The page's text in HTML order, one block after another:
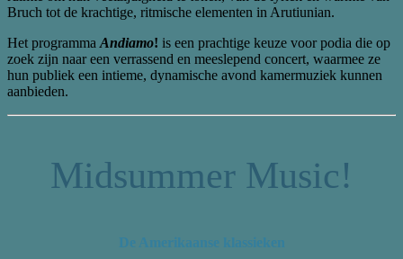
Bruch tot de krachtige, ritmische elementen in Arutiunian.
Het programma Andiamo! is een prachtige keuze voor podia die op
zoek zijn naar een verrassend en meeslepend concert, waarmee ze
hun publiek een intieme, dynamische avond kamermuziek kunnen
aanbieden.
Midsummer Music!
De Amerikaanse klassieken